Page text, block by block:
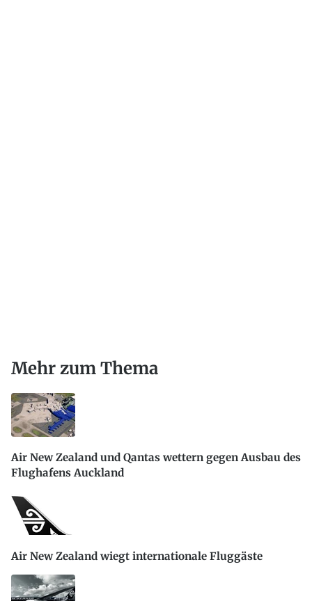
Mehr zum Thema
Air New Zealand und Qantas wettern gegen Ausbau des
Flughafens Auckland
Air New Zealand wiegt internationale Fluggäste